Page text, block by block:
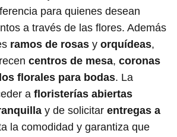
para quienes desean
a través de las flores. Además
ramos de rosas y orquídeas,
centros de mesa, coronas
florales para bodas. La
a floristerías abiertas
y de solicitar entregas a
la comodidad y garantiza que